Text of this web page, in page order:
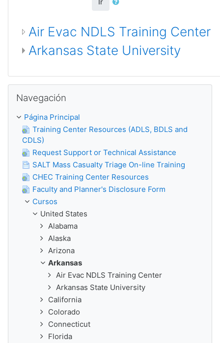
Air Evac NDLS Training Center
Arkansas State University
Navegación
Página Principal
Training Center Resources (ADLS, BDLS and
CDLS)
Request Support or Technical Assistance
SALT Mass Casualty Triage On-line Training
CHEC Training Center Resources
Faculty and Planner's Disclosure Form
Cursos
United States
Alabama
Alaska
Arizona
Arkansas
Air Evac NDLS Training Center
Arkansas State University
California
Colorado
Connecticut
Florida